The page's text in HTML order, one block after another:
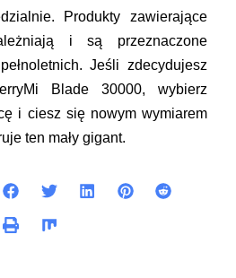
Produkty zawierające
i są przeznaczone
Jeśli zdecydujesz
Blade 30000, wybierz
i ciesz się nowym wymiarem
ten mały gigant.